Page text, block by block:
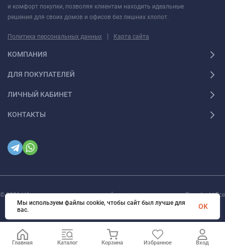
и комфорт покупки, позволяя клиентам находить идеальные
решения для своих домов и офисов без лишних хлопот.
Политика персональных данных | Карта сайта
КОМПАНИЯ
ДЛЯ ПОКУПАТЕЛЕЙ
ЛИЧНЫЙ КАБИНЕТ
КОНТАКТЫ
© 2026 | Интернет магазин инженерной сантехники и электрики Rigaplast | Все
права защищены
Главная Каталог Корзина Избранное Вход
Мы используем файлы cookie, чтобы сайт был лучше для
вас.
OK